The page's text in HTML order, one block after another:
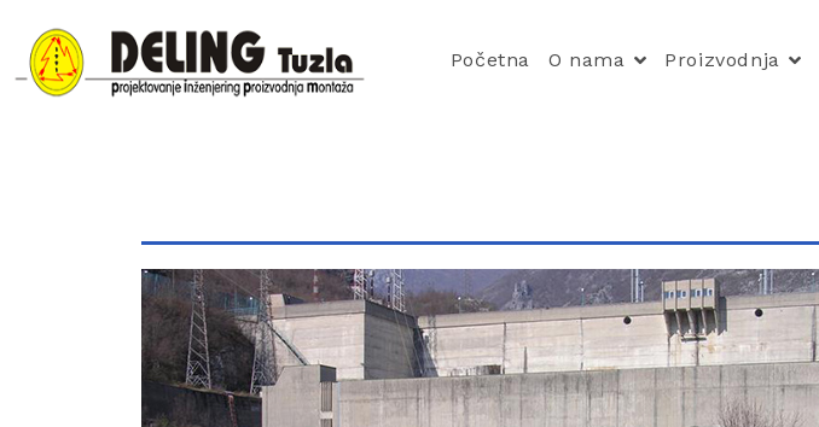
Početna O nama Proizvodnja